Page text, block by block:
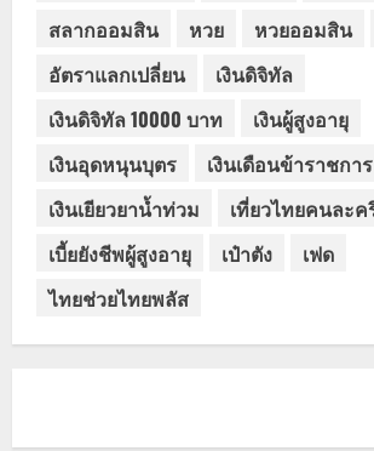
สลากออมสิน
หวย หวยออมสิน
อัตราแลกเปลี่ยน
เงินดิจิทัล
เงินดิจิทัล 10000 บาท
เงินผู้สูงอายุ
เงินอุดหนุนบุตร
เงินเดือนข้าราชการ
เงินเยียวยาน้ำท่วม
เที่ยวไทยคนละค
เบี้ยยังชีพผู้สูงอายุ
เป๋าตัง
เฟด
ไทยช่วยไทยพลัส